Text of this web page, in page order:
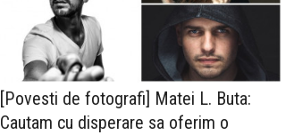
[Povesti de fotografi] Matei L. Buta:
Cautam cu disperare sa oferim o